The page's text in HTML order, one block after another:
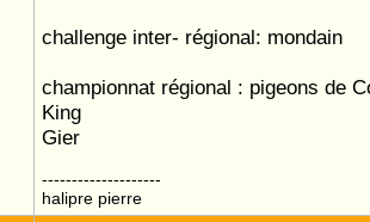
challenge inter- régional: mondain
championnat régional : pigeons de
King
Gier
--------------------
halipre pierre